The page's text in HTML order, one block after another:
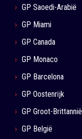
GP Saoedi-Arabië
GP Miami
GP Canada
GP Monaco
GP Barcelona
GP Oostenrijk
GP Groot-Brittannië
GP België